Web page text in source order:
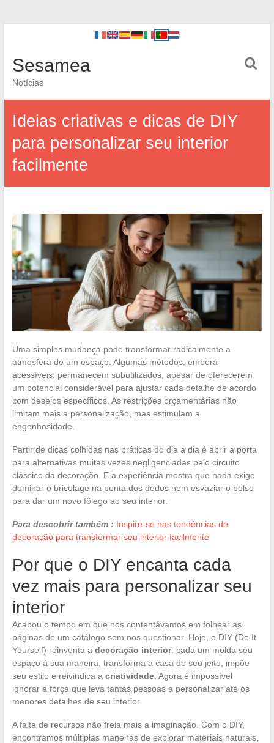
Sesamea
Notícias
Ideias criativas e dicas de DIY
para personalizar seu interior
facilmente
Uma simples mudança pode transformar radicalmente a
atmosfera de um espaço. Algumas métodos, embora
acessíveis, permanecem subutilizados, apesar de oferecerem
um potencial considerável para ajustar cada detalhe de acordo
com desejos específicos. As restrições orçamentárias não
limitam mais a personalização, mas estimulam a
engenhosidade.
Partir de dicas colhidas nas práticas do dia a dia é abrir a porta
para alternativas muitas vezes negligenciadas pelo circuito
clássico da decoração. E a experiência mostra que nada exige
dominar o bricolage na ponta dos dedos nem esvaziar o bolso
para dar um novo fôlego ao seu interior.
Para descobrir também : Inspire-se nas tendências de
decoração para transformar seu interior facilmente
Por que o DIY encanta cada
vez mais para personalizar seu
interior
Acabou o tempo em que nos contentávamos em folhear as
páginas de um catálogo sem nos questionar. Hoje, o DIY (Do It
Yourself) reinventa a decoração interior: cada um molda seu
espaço à sua maneira, transforma a casa do seu jeito, impõe
seu estilo e reivindica a criatividade. Agora é impossível
ignorar a força que leva tantas pessoas a personalizar até os
menores detalhes de seu interior.
A falta de recursos não freia mais a imaginação. Com o DIY,
encontramos múltiplas maneiras de explorar materiais naturais,